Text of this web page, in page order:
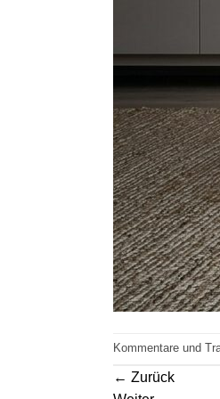
Kommentare und
← Zurück